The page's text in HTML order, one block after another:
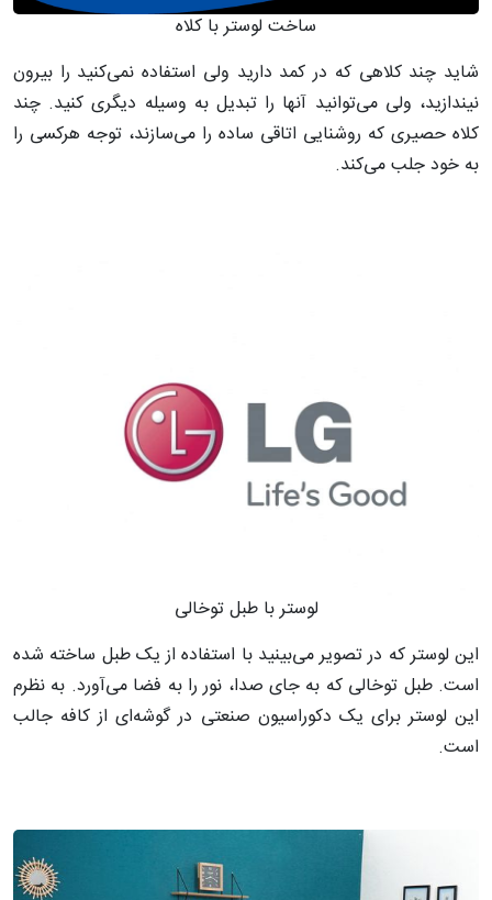
ساخت لوستر با کلاه
شاید چند کلاهی که در کمد دارید ولی استفاده نمی‌کنید را بیرون
نیندازید، ولی می‌توانید آنها را تبدیل به وسیله دیگری کنید. چند
کلاه حصیری که روشنایی اتاقی ساده را می‌سازند، توجه هرکسی را
به خود جلب می‌کند.
لوستر با طبل توخالی
این لوستر که در تصویر می‌بینید با استفاده از یک طبل ساخته شده
است. طبل توخالی که به جای صدا، نور را به فضا می‌آورد. به نظرم
این لوستر برای یک دکوراسیون صنعتی در گوشه‌ای از کافه جالب
است.